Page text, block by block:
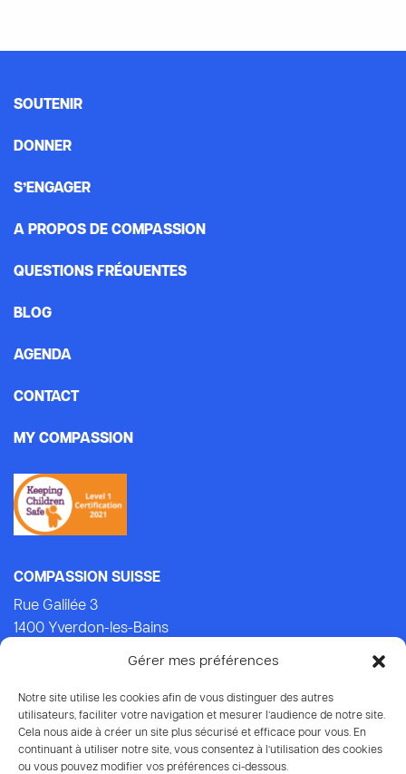
Gérer mes préférences
Notre site utilise les cookies afin de vous distinguer des autres
utilisateurs, faciliter votre navigation et mesurer l’audience de notre site.
Cela nous aide à créer un site plus sécurisé et efficace pour vous. En
continuant à utiliser notre site, vous consentez à l’utilisation des cookies
ou vous pouvez modifier vos préférences ci-dessous.
SOUTENIR
DONNER
S’ENGAGER
A PROPOS DE COMPASSION
QUESTIONS FRÉQUENTES
BLOG
AGENDA
CONTACT
MY COMPASSION
COMPASSION SUISSE
Rue Galilée 3
1400 Yverdon-les-Bains
IBAN CH93 8080 8007 6814 3434 7
Vos dons à Compassion sont déductibles des impôts.